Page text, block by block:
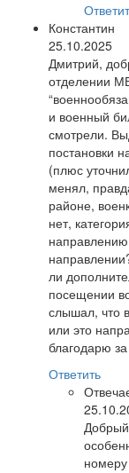
Константин
25.10.2025
Дмитрий,
отделении
и военный
смотрели.
постановки
(плюс
менял,
районе,
нет,
ли
посещении
слышал, что
или это
благодарю за
Ответить